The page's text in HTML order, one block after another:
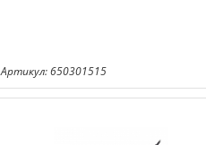
Артикул: 650301515